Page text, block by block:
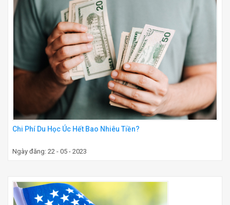
Chi Phí Du Học Úc Hết Bao Nhiêu Tiền?
Ngày đăng: 22 - 05 - 2023